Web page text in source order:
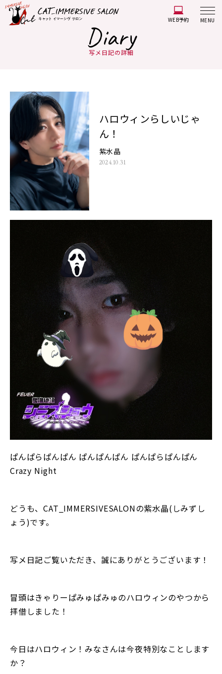
WEB予約 MENU
Diary
写メ日記の詳細
ハロウィンらしいじゃ
ん！
紫水晶
2024.10.31
ぱんぱらぱんぱん ぱんぱんぱん ぱんぱらぱんぱん
Crazy Night
どうも、CAT_IMMERSIVESALONの紫水晶(しみずし
ょう)です。
写メ日記ご覧いただき、誠にありがとうございます！
冒頭はきゃりーぱみゅぱみゅのハロウィンのやつから
拝借しました！
今日はハロウィン！みなさんは今夜特別なことします
か？